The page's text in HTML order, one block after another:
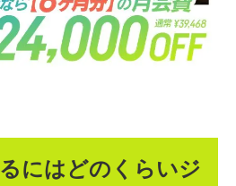
にはどのくらいジ